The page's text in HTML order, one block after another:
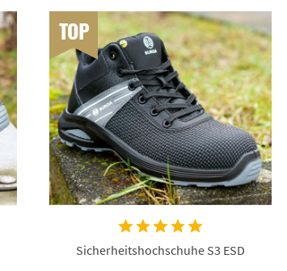
TOP
Sicherheitshochschuhe S3 ESD